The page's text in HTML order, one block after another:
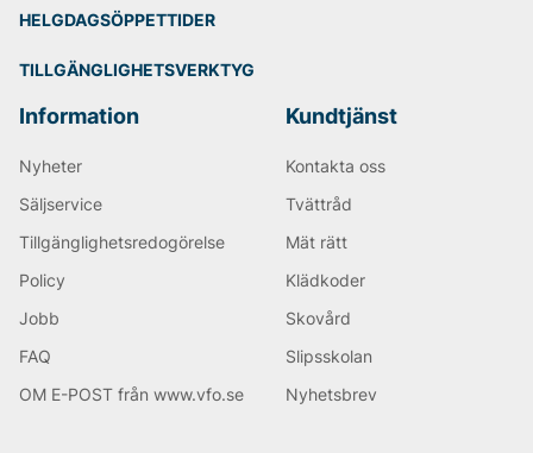
HELGDAGSÖPPETTIDER
TILLGÄNGLIGHETSVERKTYG
Information
Nyheter
Säljservice
Tillgänglighetsredogörelse
Policy
Jobb
FAQ
OM E-POST från www.vfo.se
Kundtjänst
Kontakta oss
Tvättråd
Mät rätt
Klädkoder
Skovård
Slipsskolan
Nyhetsbrev